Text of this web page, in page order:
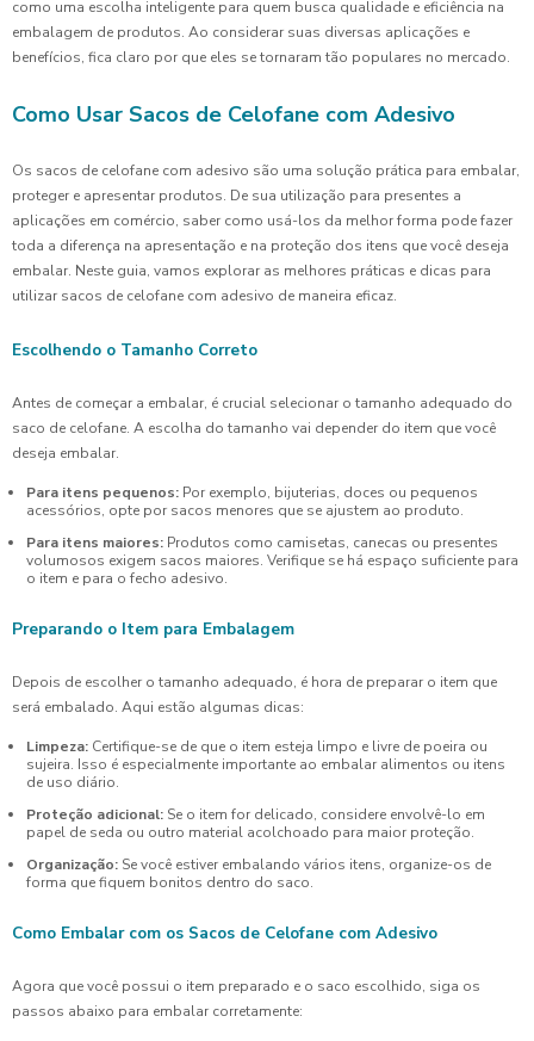
como uma escolha inteligente para quem busca qualidade e eficiência na
embalagem de produtos. Ao considerar suas diversas aplicações e
benefícios, fica claro por que eles se tornaram tão populares no mercado.
Como Usar Sacos de Celofane com Adesivo
Os sacos de celofane com adesivo são uma solução prática para embalar,
proteger e apresentar produtos. De sua utilização para presentes a
aplicações em comércio, saber como usá-los da melhor forma pode fazer
toda a diferença na apresentação e na proteção dos itens que você deseja
embalar. Neste guia, vamos explorar as melhores práticas e dicas para
utilizar sacos de celofane com adesivo de maneira eficaz.
Escolhendo o Tamanho Correto
Antes de começar a embalar, é crucial selecionar o tamanho adequado do
saco de celofane. A escolha do tamanho vai depender do item que você
deseja embalar.
Para itens pequenos: Por exemplo, bijuterias, doces ou pequenos
acessórios, opte por sacos menores que se ajustem ao produto.
Para itens maiores: Produtos como camisetas, canecas ou presentes
volumosos exigem sacos maiores. Verifique se há espaço suficiente para
o item e para o fecho adesivo.
Preparando o Item para Embalagem
Depois de escolher o tamanho adequado, é hora de preparar o item que
será embalado. Aqui estão algumas dicas:
Limpeza: Certifique-se de que o item esteja limpo e livre de poeira ou
sujeira. Isso é especialmente importante ao embalar alimentos ou itens
de uso diário.
Proteção adicional: Se o item for delicado, considere envolvê-lo em
papel de seda ou outro material acolchoado para maior proteção.
Organização: Se você estiver embalando vários itens, organize-os de
forma que fiquem bonitos dentro do saco.
Como Embalar com os Sacos de Celofane com Adesivo
Agora que você possui o item preparado e o saco escolhido, siga os
passos abaixo para embalar corretamente: